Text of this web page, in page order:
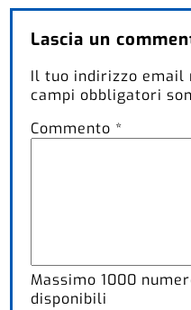
Lascia un
Il tuo indirizzo email
campi obbligatori
Commento *
Massimo1000
disponibili